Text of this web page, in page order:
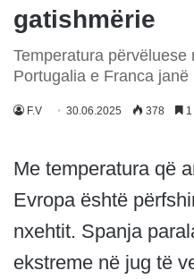
gatishmërie
Temperatura përvëluese
Portugalia e Franca
F.V 30.06.2025 378
Me temperatura që
Evropa është
nxehtit. Spanja
ekstreme në jug të